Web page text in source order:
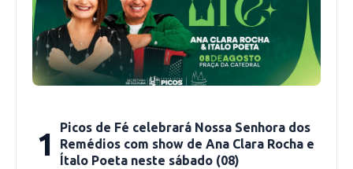
ações em parceria com instituições públicas e
privadas, além de associações comunitárias. Um
dos destaques da programação inicial é o I
Simpósio da Mulher Advogada do Centro Sul
pretende atuar em parceria com a OAB –
Ordem dos Advogados do Brasil – valorizando
1
Picos de Fé celebrará Nossa Senhora dos
Remédios com show de Ana Clara Rocha e
Ítalo Poeta neste sábado (08)